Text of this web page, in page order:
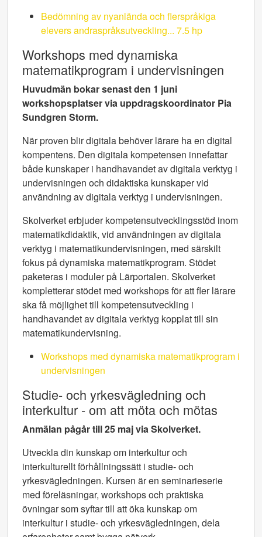
Bedömning av nyanlända och flerspråkiga
elevers andraspråksutveckling... 7.5 hp
Workshops med dynamiska
matematikprogram i undervisningen
Huvudmän bokar senast den 1 juni
workshopsplatser via uppdragskoordinator Pia
Sundgren Storm.
När proven blir digitala behöver lärare ha en digital
kompentens. Den digitala kompetensen innefattar
både kunskaper i handhavandet av digitala verktyg i
undervisningen och didaktiska kunskaper vid
användning av digitala verktyg i undervisningen.
Skolverket erbjuder kompetensutvecklingsstöd inom
matematikdidaktik, vid användningen av digitala
verktyg i matematikundervisningen, med särskilt
fokus på dynamiska matematikprogram. Stödet
paketeras i moduler på Lärportalen. Skolverket
kompletterar stödet med workshops för att fler lärare
ska få möjlighet till kompetensutveckling i
handhavandet av digitala verktyg kopplat till sin
matematikundervisning.
Workshops med dynamiska matematikprogram i
undervisningen
Studie- och yrkesvägledning och
interkultur - om att möta och mötas
Anmälan pågår till 25 majvia Skolverket.
Utveckla din kunskap om interkultur och
interkulturellt förhållningssätt i studie- och
yrkesvägledningen. Kursen är en seminarieserie
med föreläsningar, workshops och praktiska
övningar som syftar till att öka kunskap om
interkultur i studie- och yrkesvägledningen, dela